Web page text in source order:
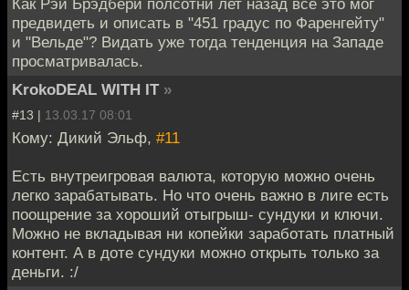
Как Рэй Брэдбери полсотни лет назад всё это мог
предвидеть и описать в "451 градус по Фаренгейту"
и "Вельде"? Видать уже тогда тенденция на Западе
просматривалась.
KrokoDEAL WITH IT »
#13 | 13.03.17 08:01
Кому: Дикий Эльф, #11
Есть внутреигровая валюта, которую можно очень
легко зарабатывать. Но что очень важно в лиге есть
поощрение за хороший отыгрыш- сундуки и ключи.
Можно не вкладывая ни копейки заработать платный
контент. А в доте сундуки можно открыть только за
деньги. :/